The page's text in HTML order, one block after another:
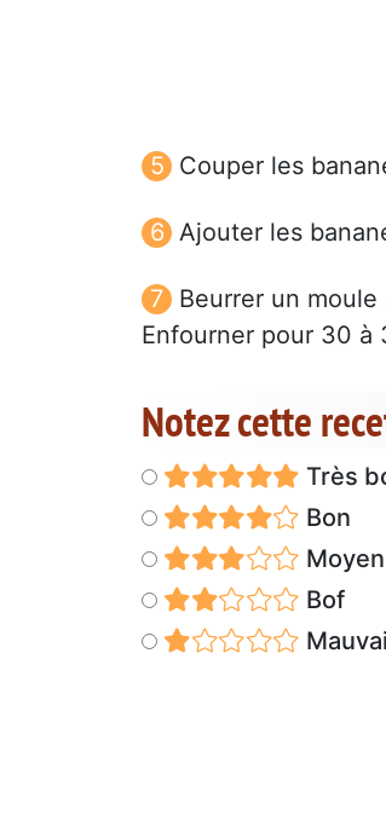
Couper les
Ajouter les
Beurrer un
Enfourner pour 30 à
Notez cette
Très
Bon
Moyen
Bof